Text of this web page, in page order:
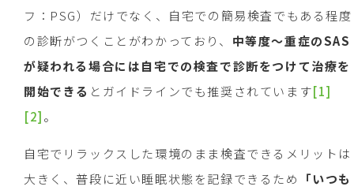
フ：PSG）だけでなく、自宅での簡易検査でもある程度
の診断がつくことがわかっており、 中等度～重症のSAS
が疑われる場合には自宅での検査で診断をつけて治療を
開始できる とガイドラインでも推奨されています[1]
[2]。
自宅でリラックスした環境のまま検査できるメリットは
大きく、普段に近い睡眠状態を記録できるため
「いつも